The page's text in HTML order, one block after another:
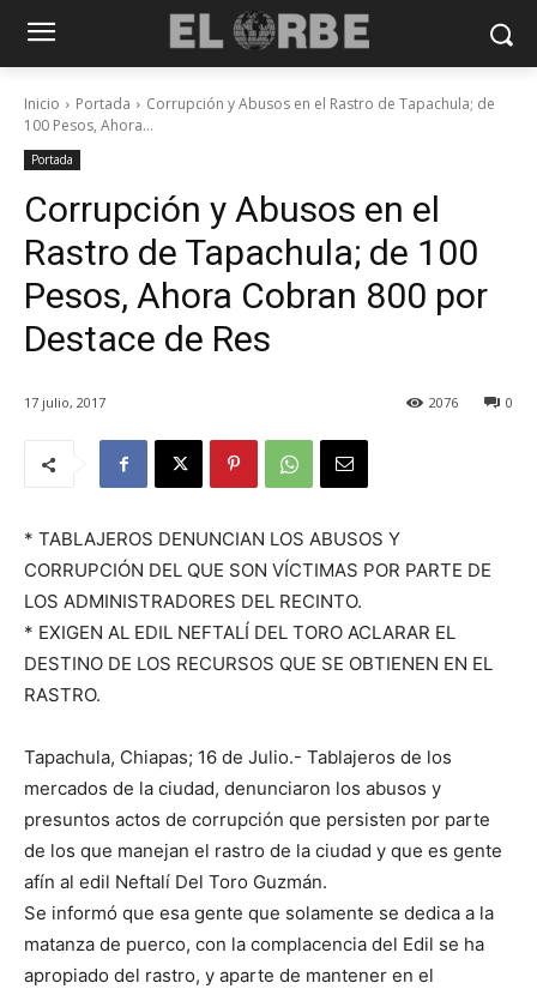
Inicio Portada
Corrupción y Abusos en el Rastro de Tapachula; de
100 Pesos, Ahora...
Portada
Corrupción y Abusos en el
Rastro de Tapachula; de 100
Pesos, Ahora Cobran 800 por
Destace de Res
17 julio, 2017 0
2076
* TABLAJEROS DENUNCIAN LOS ABUSOS Y
CORRUPCIÓN DEL QUE SON VÍCTIMAS POR PARTE DE
LOS ADMINISTRADORES DEL RECINTO.
* EXIGEN AL EDIL NEFTALÍ DEL TORO ACLARAR EL
DESTINO DE LOS RECURSOS QUE SE OBTIENEN EN EL
RASTRO.
Tapachula, Chiapas; 16 de Julio.- Tablajeros de los
mercados de la ciudad, denunciaron los abusos y
presuntos actos de corrupción que persisten por parte
de los que manejan el rastro de la ciudad y que es gente
afín al edil Neftalí Del Toro Guzmán.
Se informó que esa gente que solamente se dedica a la
matanza de puerco, con la complacencia del Edil se ha
apropiado del rastro, y aparte de mantener en el